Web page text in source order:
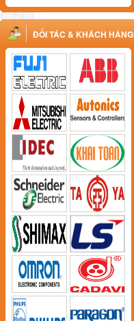
ĐỐI TÁC & KHÁCH HÀNG